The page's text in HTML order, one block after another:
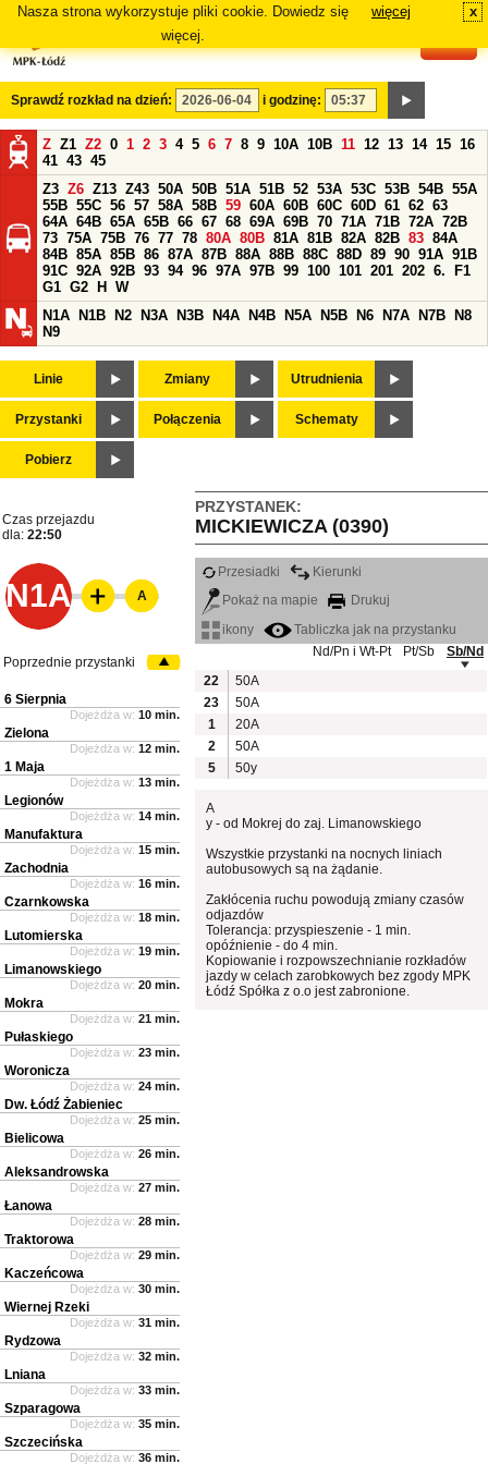
Nasza strona wykorzystuje pliki cookie. Dowiedz się
więcej.
więcej x
Sprawdź rozkład na dzień: i godzinę:
Z Z1 Z2 0 1 2 3 4 5 6 7 8 9 10A 10B 11 12 13 14 15 16
41 43 45
Z3 Z6 Z13 Z43 50A 50B 51A 51B 52 53A 53C 53B 54B 55A
55B 55C 56 57 58A 58B 59 60A 60B 60C 60D 61 62 63
64A 64B 65A 65B 66 67 68 69A 69B 70 71A 71B 72A 72B
73 75A 75B 76 77 78 80A 80B 81A 81B 82A 82B 83 84A
84B 85A 85B 86 87A 87B 88A 88B 88C 88D 89 90 91A 91B
91C 92A 92B 93 94 96 97A 97B 99 100 101 201 202 6.
F1
G1 G2 H
W
N1A
N1B N2 N3A N3B N4A N4B N5A N5B N6 N7A N7B
N8
N9
Linie Zmiany Utrudnienia
Przystanki Połączenia Schematy
Pobierz
PRZYSTANEK:
MICKIEWICZA (0390)
Czas przejazdu
dla: 22:50
N1A
Przesiadki
Kierunki
Pokaż na mapie
Drukuj
ikony
Tabliczka jak na przystanku
Nd/Pn i Wt-Pt
Pt/Sb
Sb/Nd
22
50A
23
50A
1
20A
2
50A
5
50y
A
y - od Mokrej do zaj. Limanowskiego
Wszystkie przystanki na nocnych liniach
autobusowych są na żądanie.
Zakłócenia ruchu powodują zmiany czasów
odjazdów
Tolerancja: przyspieszenie - 1 min.
opóźnienie - do 4 min.
Kopiowanie i rozpowszechnianie rozkładów
jazdy w celach zarobkowych bez zgody MPK
Łódź Spółka z o.o jest zabronione.
A
Poprzednie przystanki
6 Sierpnia
Dojeżdża w: 10 min.
Zielona
Dojeżdża w: 12 min.
1 Maja
Dojeżdża w: 13 min.
Legionów
Dojeżdża w: 14 min.
Manufaktura
Dojeżdża w: 15 min.
Zachodnia
Dojeżdża w: 16 min.
Czarnkowska
Dojeżdża w: 18 min.
Lutomierska
Dojeżdża w: 19 min.
Limanowskiego
Dojeżdża w: 20 min.
Mokra
Dojeżdża w: 21 min.
Pułaskiego
Dojeżdża w: 23 min.
Woronicza
Dojeżdża w: 24 min.
Dw. Łódź Żabieniec
Dojeżdża w: 25 min.
Bielicowa
Dojeżdża w: 26 min.
Aleksandrowska
Dojeżdża w: 27 min.
Łanowa
Dojeżdża w: 28 min.
Traktorowa
Dojeżdża w: 29 min.
Kaczeńcowa
Dojeżdża w: 30 min.
Wiernej Rzeki
Dojeżdża w: 31 min.
Rydzowa
Dojeżdża w: 32 min.
Lniana
Dojeżdża w: 33 min.
Szparagowa
Dojeżdża w: 35 min.
Szczecińska
Dojeżdża w: 36 min.